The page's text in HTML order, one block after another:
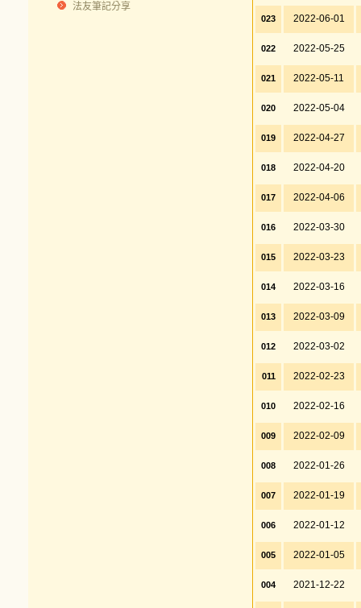
法友筆記分享
023 2022-06-01
022 2022-05-25
021 2022-05-11
020 2022-05-04
019 2022-04-27
018 2022-04-20
017 2022-04-06
016 2022-03-30
015 2022-03-23
014 2022-03-16
013 2022-03-09
012 2022-03-02
011 2022-02-23
010 2022-02-16
009 2022-02-09
008 2022-01-26
007 2022-01-19
006 2022-01-12
005 2022-01-05
004 2021-12-22